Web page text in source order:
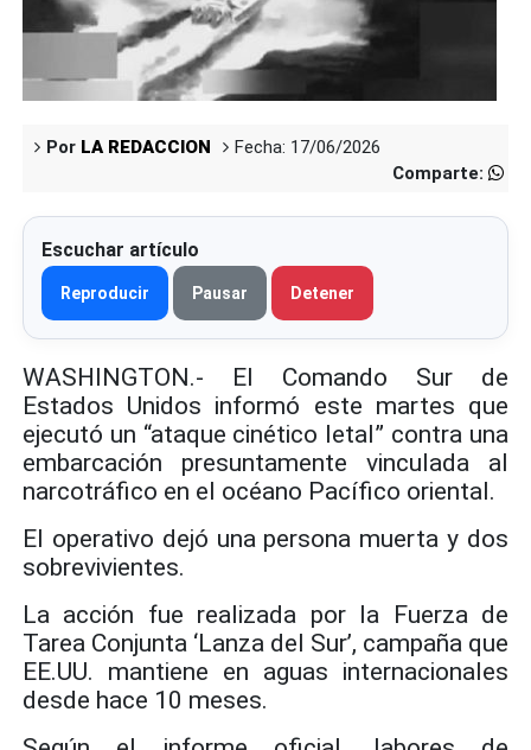
Por LA REDACCION
Fecha: 17/06/2026
Comparte:
Escuchar artículo
Reproducir Pausar Detener
WASHINGTON.- El Comando Sur de
Estados Unidos informó este martes que
ejecutó un “ataque cinético letal” contra una
embarcación presuntamente vinculada al
narcotráfico en el océano Pacífico oriental.
El operativo dejó una persona muerta y dos
sobrevivientes.
La acción fue realizada por la Fuerza de
Tarea Conjunta ‘Lanza del Sur’, campaña que
EE.UU. mantiene en aguas internacionales
desde hace 10 meses.